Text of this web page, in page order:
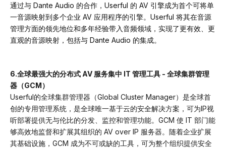
通过与 Dante Audio 的合作，Userful 的 AV 引擎成为首个可将单
一音源映射到多个企业 AV 应用程序的引擎。Userful 将其在音源
管理方面的领先地位和多年经验带入音频领域，实现了更有效、更
直观的音源映射，包括与 Dante Audio 的集成。
6.全球最强大的分布式 AV 服务集中 IT 管理工具 - 全球集群管理
器（GCM）
Userful的全球集群管理器（Global Cluster Manager）是全球首
创的专用管理系统，是全球唯一基于云的安全解决方案，可为IP视
听部署提供无与伦比的分发、监控和管理功能。GCM 使 IT 部门能
够高效地监督和扩展其组织的 AV over IP 服务器。随着企业扩展
其基础设施，GCM 成为不可或缺的工具，可为整个组织提供安全